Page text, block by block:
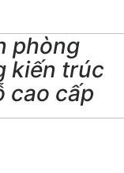
phòng
kiến trúc
cao cấp